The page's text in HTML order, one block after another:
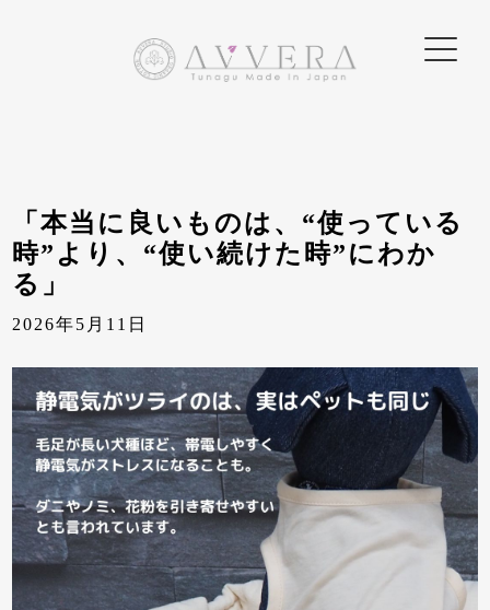
「本当に良いものは、“使っている
時”より、“使い続けた時”にわか
る」
2026年5月11日